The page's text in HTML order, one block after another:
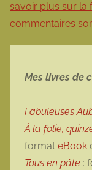
savoir plus sur la
commentaires
Mes livres de
Fabuleuses
À la folie,
format eBook
Tous en pâte :